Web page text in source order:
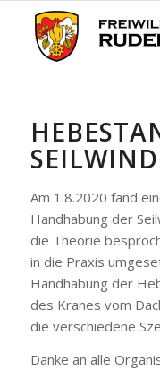
Am 1.8.2020 fand
Handhabung der
die Theorie
in die Praxis
Handhabung der
des Kranes vom
die verschiedene
Danke an alle